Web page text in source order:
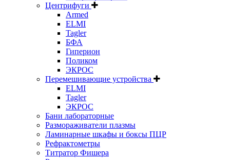
Центрифуги
Armed
ELMI
Tagler
БФА
Гиперион
Поликом
ЭКРОС
Перемешивающие устройства
ELMI
Tagler
ЭКРОС
Бани лабораторные
Размораживатели плазмы
Ламинарные шкафы и боксы ПЦР
Рефрактометры
Титратор Фишера